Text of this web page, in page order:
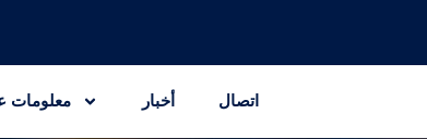
معلومات أخبار اتصال